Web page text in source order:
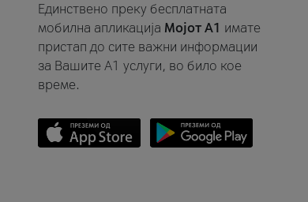
Единствено преку бесплатната
мобилна апликација Мојот A1 имате
пристап до сите важни информации
за Вашите A1 услуги, во било кое
време.